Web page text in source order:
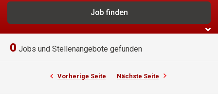
0 Jobs und Stellenangebote gefunden
Vorherige Seite Nächste Seite